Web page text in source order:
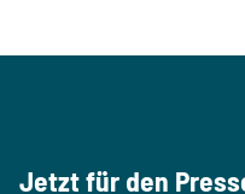
Jetzt für den